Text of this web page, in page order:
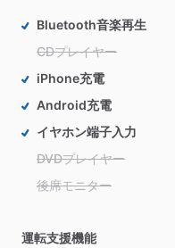
Bluetooth音楽再生
CDプレイヤー
iPhone充電
Android充電
イヤホン端子入力
DVDプレイヤー
後席モニター
運転支援機能